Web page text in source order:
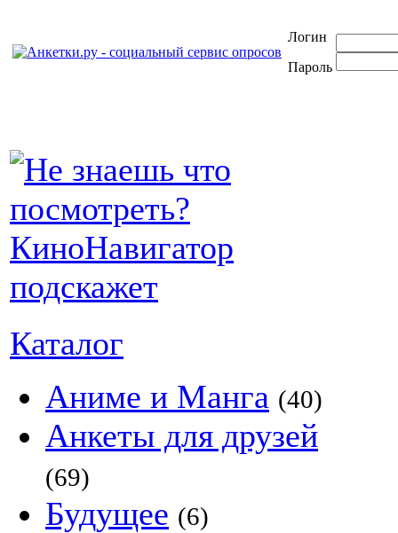
Логин
Пароль
Каталог
Аниме и Манга (40)
Анкеты для друзей
(69)
Будущее (6)